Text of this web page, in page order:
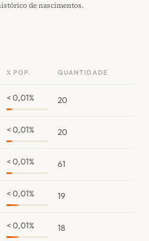
de nascimentos.
% POP. QUANTIDADE
< 0,01% 20
< 0,01% 20
< 0,01% 61
< 0,01% 19
< 0,01% 18